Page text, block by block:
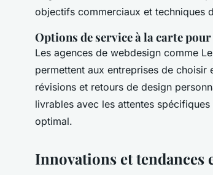
objectifs commerciaux et techniques
Options de service à la carte
Les agences de webdesign comme
permettent aux entreprises de
révisions et retours de design
livrables avec les attentes
optimal.
Innovations et tendances